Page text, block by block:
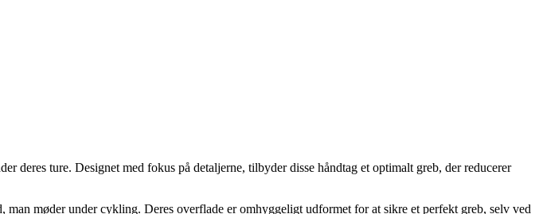
deres ture. Designet med fokus på detaljerne, tilbyder disse håndtag et optimalt greb, der reducerer
møder under cykling. Deres overflade er omhyggeligt udformet for at sikre et perfekt greb, selv ved